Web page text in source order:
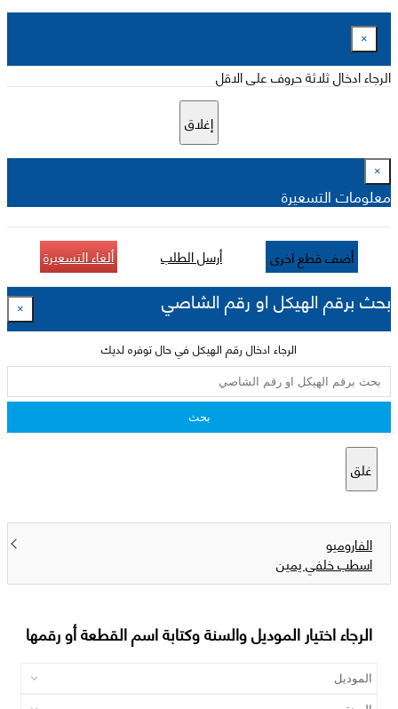
×
الرجاء ادخال ثلاثة حروف على الاقل
إغلاق
×
معلومات التسعيرة
أضف قطع اخرى أرسل الطلب ألغاء التسعيرة
بحث برقم الهيكل او رقم الشاصي ×
الرجاء ادخال رقم الهيكل في حال توفره لديك
بحث
غلق
الفاروميو
اسطب خلفي يمين
الرجاء اختيار الموديل والسنة وكتابة اسم القطعة أو رقمها